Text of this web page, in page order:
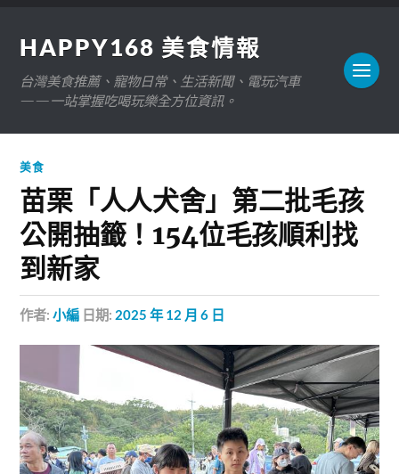
HAPPY168 美食情報
台灣美食推薦、寵物日常、生活新聞、電玩汽車
——一站掌握吃喝玩樂全方位資訊。
美食
苗栗「人人犬舍」第二批毛孩
公開抽籤！154位毛孩順利找
到新家
作者:小編 日期: 2025 年 12 月 6 日